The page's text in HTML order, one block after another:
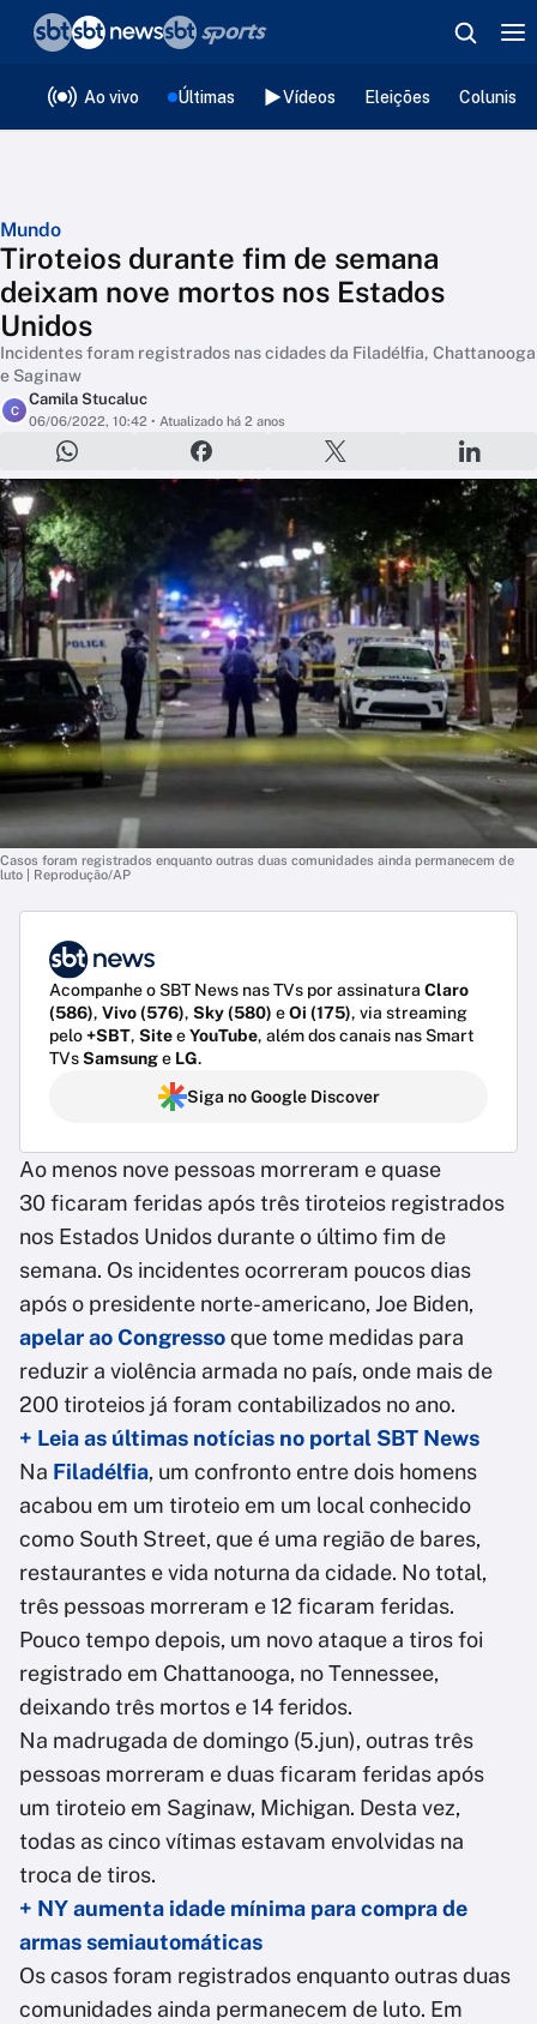
Ao vivo Últimas Vídeos Eleições
Mundo
Tiroteios durante fim de semana
deixam nove mortos nos Estados
Unidos
Incidentes foram registrados nas cidades da Filadélfia, Chattanooga
e Saginaw
C
Camila Stucaluc
06/06/2022, 10:42 • Atualizado há 2 anos
Casos foram registrados enquanto outras duas comunidades ainda permanecem de
luto | Reprodução/AP
Acompanhe o SBT News nas TVs por assinatura Claro
(586), Vivo (576), Sky (580) eOi (175), via streaming
pelo+SBT, SiteeYouTube, além dos canais nas Smart
TVsSamsunge LG.
Siga no Google Discover
Ao menos nove pessoas morreram e quase
30 ficaram feridas após três tiroteios registrados
nos Estados Unidos durante o último fim de
semana. Os incidentes ocorreram poucos dias
após o presidente norte-americano, Joe Biden,
apelar ao Congressoque tome medidas para
reduzir a violência armada no país, onde mais de
200 tiroteios já foram contabilizados no ano.
+ Leia as últimas notícias no portal SBT News
Na Filadélfia, um confronto entre dois homens
acabou em um tiroteio em um local conhecido
como South Street, que é uma região de bares,
restaurantes e vida noturna da cidade. No total,
três pessoas morreram e 12 ficaram feridas.
Pouco tempo depois, um novo ataque a tiros foi
registrado em Chattanooga, no Tennessee,
deixando três mortos e 14 feridos.
Na madrugada de domingo (5.jun), outras três
pessoas morreram e duas ficaram feridas após
um tiroteio em Saginaw, Michigan. Desta vez,
todas as cinco vítimas estavam envolvidas na
troca de tiros.
+ NY aumenta idade mínima para compra de
armas semiautomáticas
Os casos foram registrados enquanto outras duas
comunidades ainda permanecem de luto. Em
❮voltar
Editorias